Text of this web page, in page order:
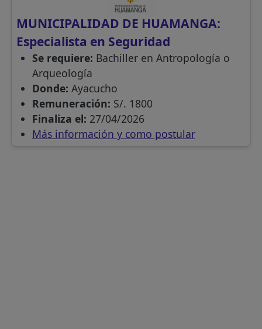
MUNICIPALIDAD DE HUAMANGA:
Especialista en Seguridad
Se requiere: Bachiller en Antropología o
Arqueología
Donde: Ayacucho
Remuneración: S/. 1800
Finaliza el: 27/04/2026
Más información y como postular